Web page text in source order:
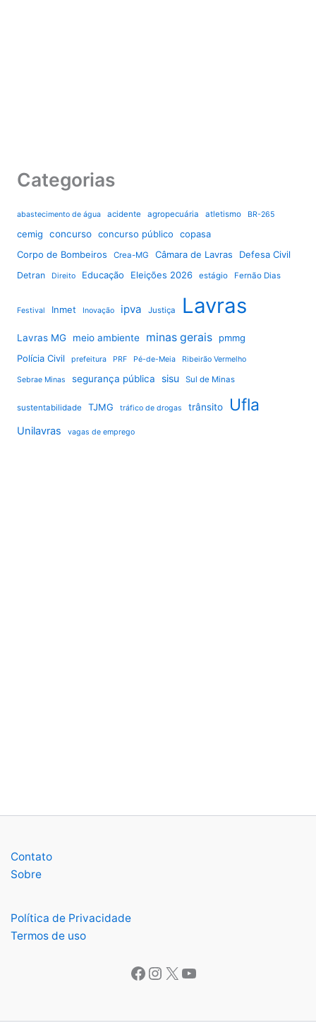
Categorias
abastecimento de água acidente agropecuária atletismo BR-265
cemig concurso concurso público
copasa
Corpo de Bombeiros
Crea-MG Câmara de Lavras Defesa Civil
Detran Direito Educação Eleições 2026 estágio Fernão Dias
Festival Inmet Inovação ipva Justiça Lavras
Lavras MG meio ambiente minas gerais
pmmg
Polícia Civil
prefeitura PRF Pé-de-Meia Ribeirão Vermelho
Sebrae Minas segurança pública sisu Sul de Minas
sustentabilidade TJMG tráfico de drogas trânsito Ufla
Unilavras vagas de emprego
Contato
Sobre
Política de Privacidade
Termos de uso